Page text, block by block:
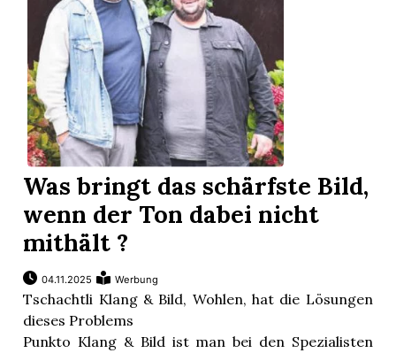
Was bringt das schärfste Bild,
wenn der Ton dabei nicht
mithält ?
04.11.2025 Werbung
Tschachtli Klang & Bild, Wohlen, hat die Lösungen
dieses Problems
Punkto Klang & Bild ist man bei den Spezialisten